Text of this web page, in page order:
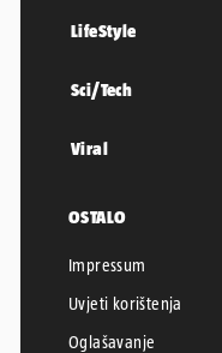
LifeStyle
Sci/Tech
Viral
OSTALO
Impressum
Uvjeti korištenja
Oglašavanje